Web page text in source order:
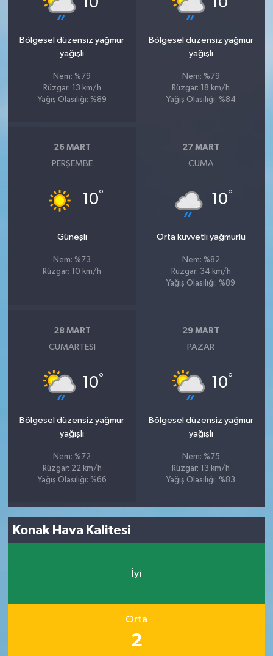
Bölgesel düzensiz yağmur
yağışlı
Nem: %79
Rüzgar: 13 km/h
Yağış Olasılığı: %89
Bölgesel düzensiz yağmur
yağışlı
Nem: %79
Rüzgar: 18 km/h
Yağış Olasılığı: %84
26 MART
PERŞEMBE
10°
Güneşli
Nem: %73
Rüzgar: 10 km/h
27 MART
CUMA
10°
Orta kuvvetli yağmurlu
Nem: %82
Rüzgar: 34 km/h
Yağış Olasılığı: %89
28 MART
CUMARTESI
10°
Bölgesel düzensiz yağmur
yağışlı
Nem: %72
Rüzgar: 22 km/h
Yağış Olasılığı: %66
29 MART
PAZAR
10°
Bölgesel düzensiz yağmur
yağışlı
Nem: %75
Rüzgar: 13 km/h
Yağış Olasılığı: %83
Konak Hava Kalitesi
İyi
Orta
2